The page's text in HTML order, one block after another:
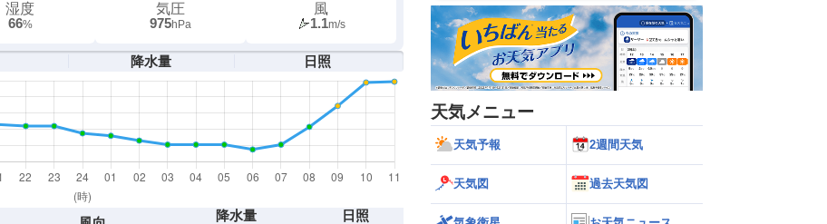
湿度
66%
気圧
975hPa
風
1.1m/s
降水量 日照
降水量 日照
天気メニュー
天気予報 2週間天気
天気図 過去天気図